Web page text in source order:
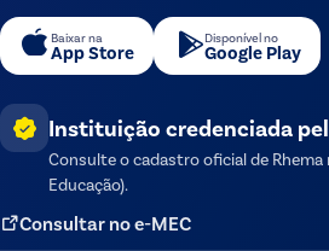
Baixar na
App Store
Disponível no
Google Play
Instituição credenciada
Consulte o cadastro oficial de Rhema
Educação).
Consultar no e-MEC